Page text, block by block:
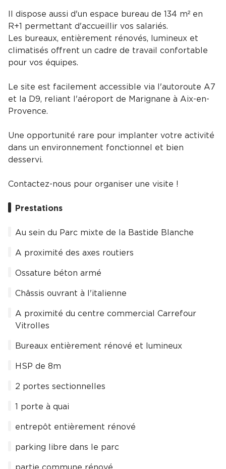
Il dispose aussi d'un espace bureau de 134 m² en
R+1 permettant d'accueillir vos salariés.
Les bureaux, entièrement rénovés, lumineux et
climatisés offrent un cadre de travail confortable
pour vos équipes.
Le site est facilement accessible via l'autoroute A7
et la D9, reliant l'aéroport de Marignane à Aix-en-
Provence.
Une opportunité rare pour implanter votre activité
dans un environnement fonctionnel et bien
desservi.
Contactez-nous pour organiser une visite !
Prestations
Au sein du Parc mixte de la Bastide Blanche
A proximité des axes routiers
Ossature béton armé
Châssis ouvrant à l'italienne
A proximité du centre commercial Carrefour
Vitrolles
Bureaux entièrement rénové et lumineux
HSP de 8m
2 portes sectionnelles
1 porte à quai
entrepôt entièrement rénové
parking libre dans le parc